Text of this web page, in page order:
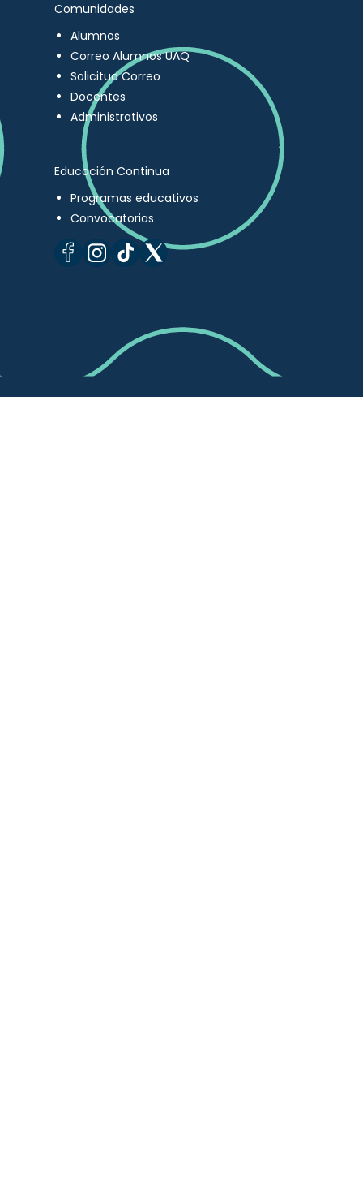
Comunidades
Alumnos
Correo Alumnos UAQ
Solicitud Correo
Docentes
Administrativos
Educación Continua
Programas educativos
Convocatorias